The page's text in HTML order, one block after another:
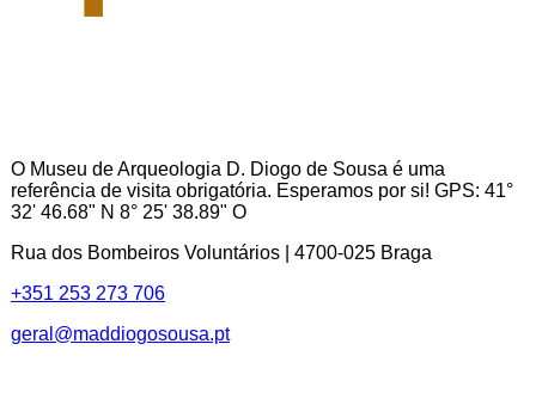
O Museu de Arqueologia D. Diogo de Sousa é uma
referência de visita obrigatória. Esperamos por si! GPS: 41°
32' 46.68" N 8° 25' 38.89" O
Rua dos Bombeiros Voluntários | 4700-025 Braga
+351 253 273 706
geral@maddiogosousa.pt